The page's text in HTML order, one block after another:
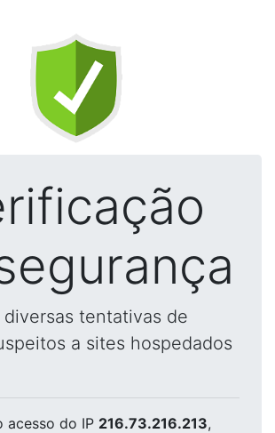
diversas tentativas de
a sites hospedados
acesso do IP 216.73.216.213,